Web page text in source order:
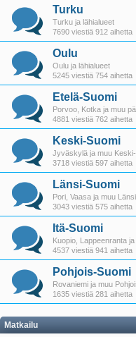
Turku
Turku ja lähialueet
7690 viestiä 912 aihetta
Oulu
Oulu ja lähialueet
5245 viestiä 754 aihetta
Etelä-Suomi
Porvoo, Kotka ja muu
4881 viestiä 762 aihetta
Keski-Suomi
Jyväskylä ja muu
3718 viestiä 597 aihetta
Länsi-Suomi
Pori, Vaasa ja muu
3043 viestiä 575 aihetta
Itä-Suomi
Kuopio, Lappeenranta
4537 viestiä 941 aihetta
Pohjois-Suomi
Rovaniemi ja muu
1635 viestiä 281 aihetta
Matkailu